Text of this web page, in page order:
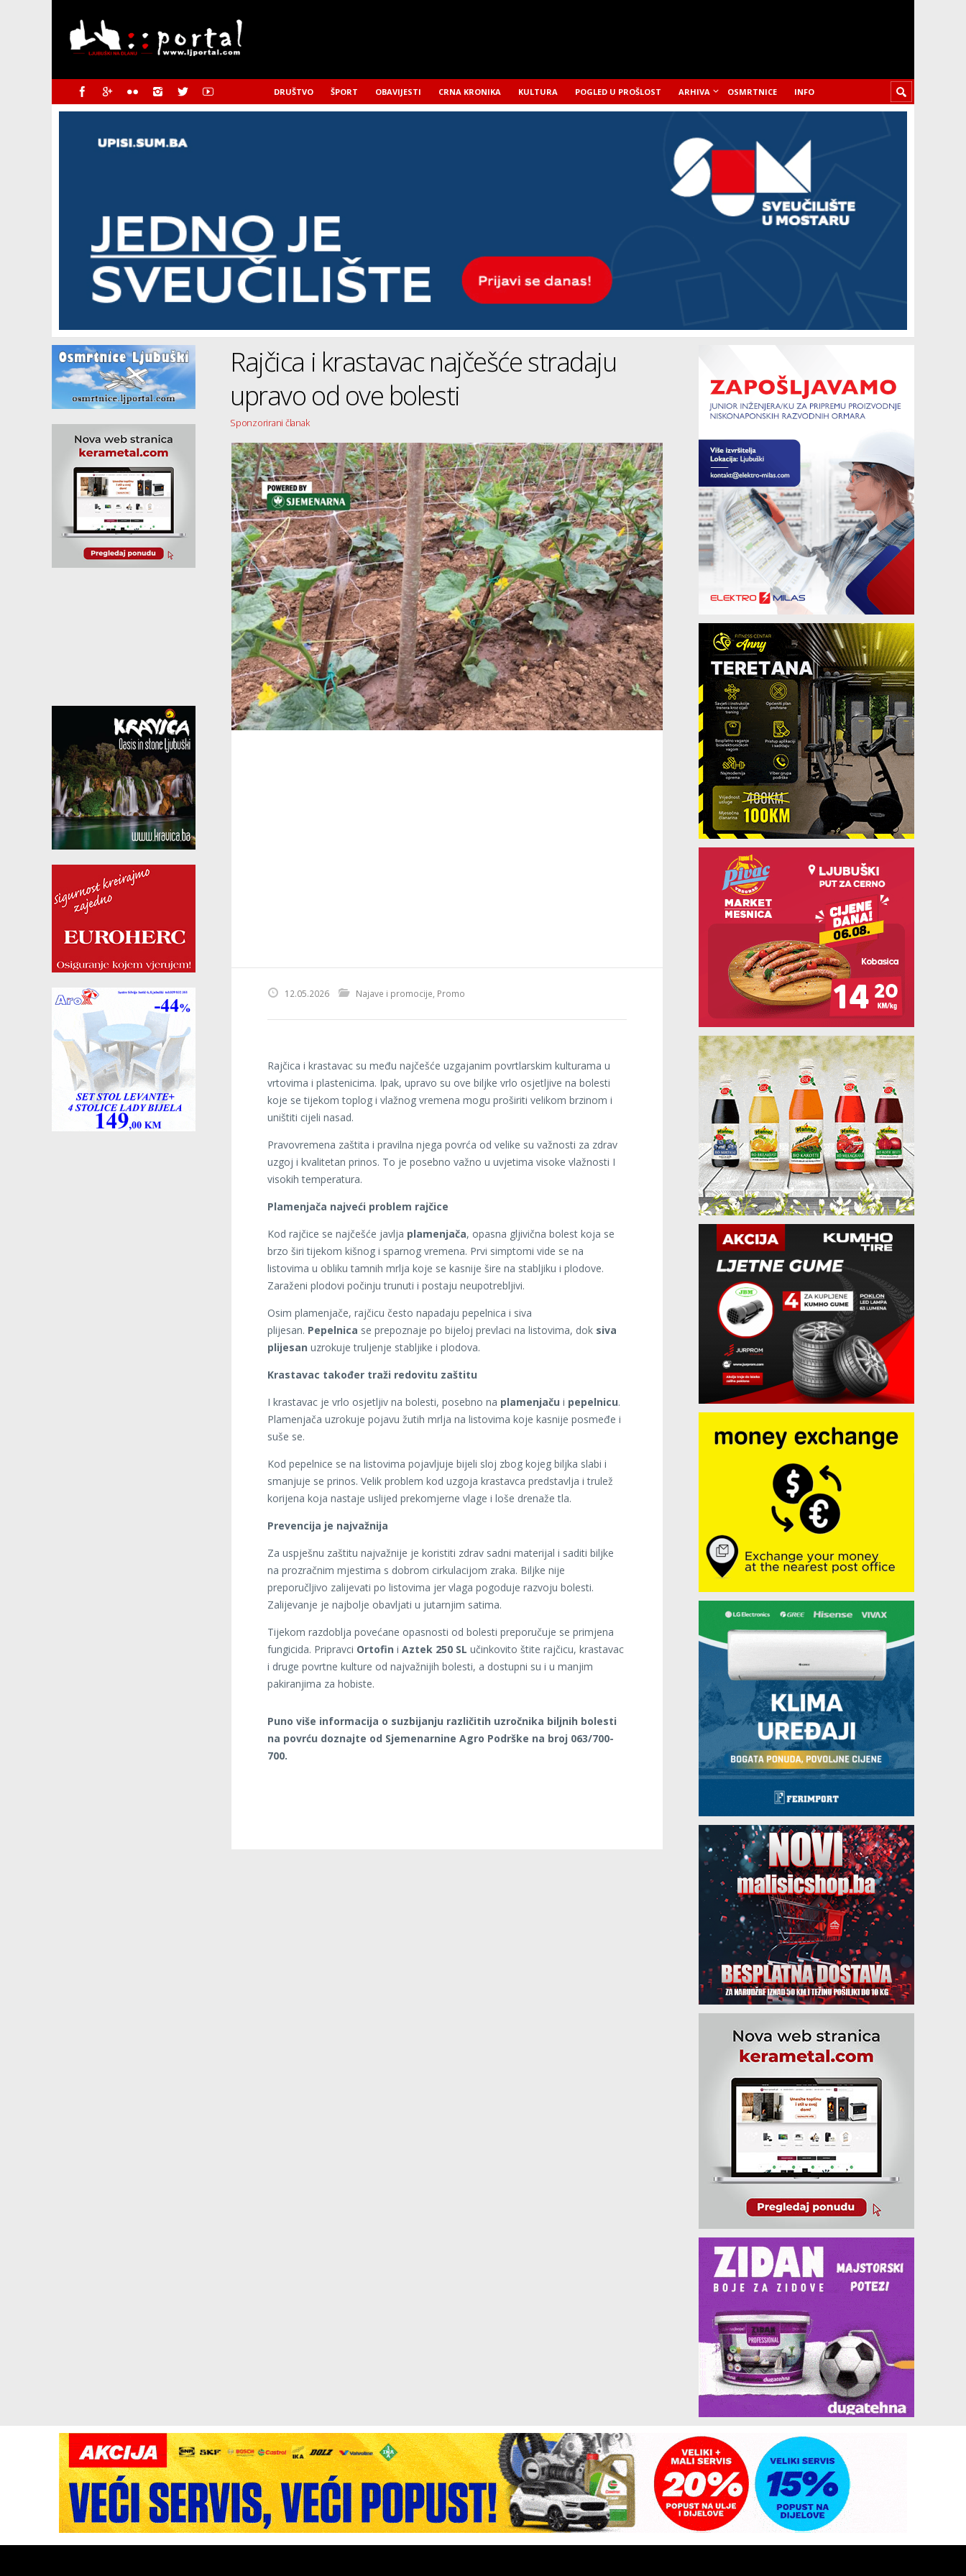
DRUŠTVO ŠPORT OBAVIJESTI CRNA KRONIKA KULTURA POGLED U PROŠLOST ARHIVA OSMRTNICE INFO
Rajčica i krastavac najčešće stradaju
upravo od ove bolesti
Sponzorirani članak
12.05.2026 Najave i promocije Promo
Rajčica i krastavac su među najčešće uzgajanim povrtlarskim kulturama u
vrtovima i plastenicima. Ipak, upravo su ove biljke vrlo osjetljive na bolesti
koje se tijekom toplog i vlažnog vremena mogu proširiti velikom brzinom i
uništiti cijeli nasad.
Pravovremena zaštita i pravilna njega povrća od velike su važnosti za zdrav
uzgoj i kvalitetan prinos. To je posebno važno u uvjetima visoke vlažnosti I
visokih temperatura.
Plamenjača najveći problem rajčice
Kod rajčice se najčešće javlja plamenjača, opasna gljivična bolest koja se
brzo širi tijekom kišnog i sparnog vremena. Prvi simptomi vide se na
listovima u obliku tamnih mrlja koje se kasnije šire na stabljiku i plodove.
Zaraženi plodovi počinju trunuti i postaju neupotrebljivi.
Osim plamenjače, rajčicu često napadaju pepelnica i siva
plijesan. Pepelnica se prepoznaje po bijeloj prevlaci na listovima, dok siva
plijesan uzrokuje truljenje stabljike i plodova.
Krastavac također traži redovitu zaštitu
I krastavac je vrlo osjetljiv na bolesti, posebno na plamenjaču i pepelnicu.
Plamenjača uzrokuje pojavu žutih mrlja na listovima koje kasnije posmeđe i
suše se.
Kod pepelnice se na listovima pojavljuje bijeli sloj zbog kojeg biljka slabi i
smanjuje se prinos. Velik problem kod uzgoja krastavca predstavlja i trulež
korijena koja nastaje uslijed prekomjerne vlage i loše drenaže tla.
Prevencija je najvažnija
Za uspješnu zaštitu najvažnije je koristiti zdrav sadni materijal i saditi biljke
na prozračnim mjestima s dobrom cirkulacijom zraka. Biljke nije
preporučljivo zalijevati po listovima jer vlaga pogoduje razvoju bolesti.
Zalijevanje je najbolje obavljati u jutarnjim satima.
Tijekom razdoblja povećane opasnosti od bolesti preporučuje se primjena
fungicida. Pripravci Ortofin i Aztek 250 SL učinkovito štite rajčicu, krastavac
i druge povrtne kulture od najvažnijih bolesti, a dostupni su i u manjim
pakiranjima za hobiste.
Puno više informacija o suzbijanju različitih uzročnika biljnih bolesti
na povrću doznajte od Sjemenarnine Agro Podrške na broj 063/700-
700.